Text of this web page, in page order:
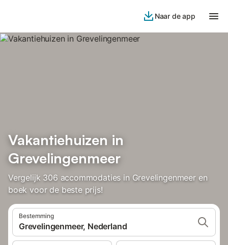
Naar de app
Vakantiehuizen in
Grevelingenmeer
Vergelijk 306 accommodaties in Grevelingenmeer en
boek voor de beste prijs!
Bestemming
Grevelingenmeer, Nederland